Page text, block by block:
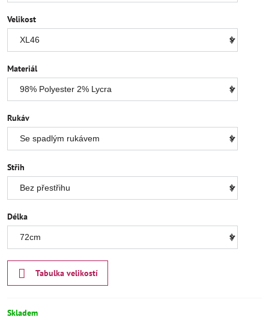
Velikost
Materiál
Rukáv
Střih
Délka
Tabulka velikostí
Skladem